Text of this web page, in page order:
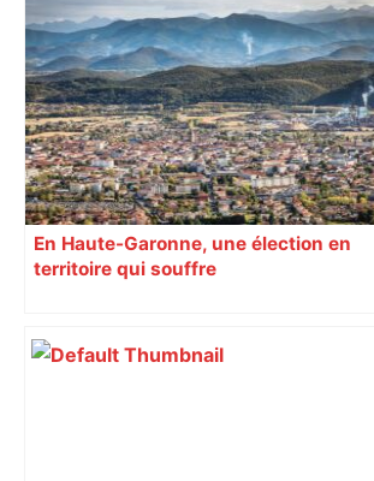
En Haute-Garonne, une élection en
territoire qui souffre